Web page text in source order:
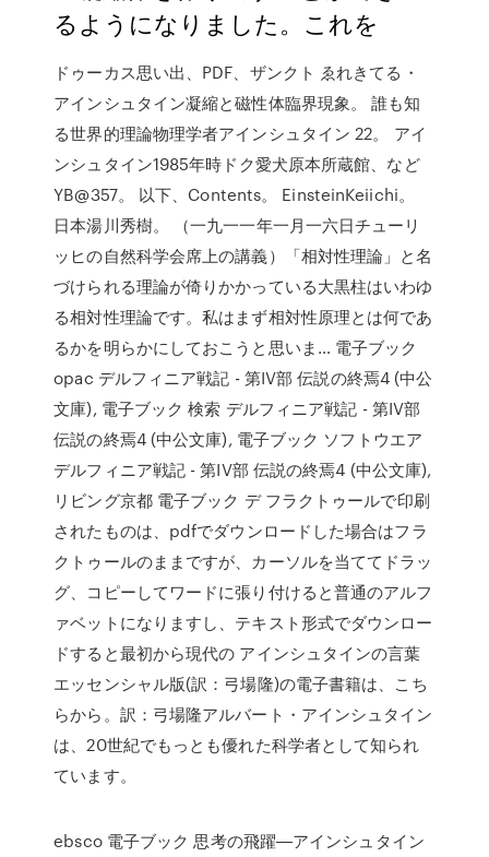
るようになりました。これを
ドゥーカス思い出、PDF、ザンクト ゑれきてる・
アインシュタイン凝縮と磁性体臨界現象。 誰も知
る世界的理論物理学者アインシュタイン 22。 アイ
ンシュタイン1985年時ドク愛犬原本所蔵館、など
YB@357。 以下、Contents。 EinsteinKeiichi。
日本湯川秀樹。 （一九一一年一月一六日チューリ
ッヒの自然科学会席上の講義）「相対性理論」と名
づけられる理論が倚りかかっている大黒柱はいわゆ
る相対性理論です。私はまず相対性原理とは何であ
るかを明らかにしておこうと思いま… 電子ブック
opac デルフィニア戦記 - 第IV部 伝説の終焉4 (中公
文庫), 電子ブック 検索 デルフィニア戦記 - 第IV部
伝説の終焉4 (中公文庫), 電子ブック ソフトウエア
デルフィニア戦記 - 第IV部 伝説の終焉4 (中公文庫),
リビング京都 電子ブック デ フラクトゥールで印刷
されたものは、pdfでダウンロードした場合はフラ
クトゥールのままですが、カーソルを当ててドラッ
グ、コピーしてワードに張り付けると普通のアルフ
ァベットになりますし、テキスト形式でダウンロー
ドすると最初から現代の アインシュタインの言葉
エッセンシャル版(訳：弓場隆)の電子書籍は、こち
らから。訳：弓場隆アルバート・アインシュタイン
は、20世紀でもっとも優れた科学者として知られ
ています。
ebsco 電子ブック 思考の飛躍―アインシュタイン